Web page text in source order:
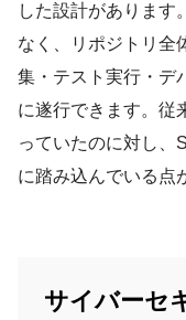
した設計があります
なく、リポジトリ全
集・テスト実行・デ
に遂行できます。従
っていたのに対し、
に踏み込んでいる点
サイバーセ